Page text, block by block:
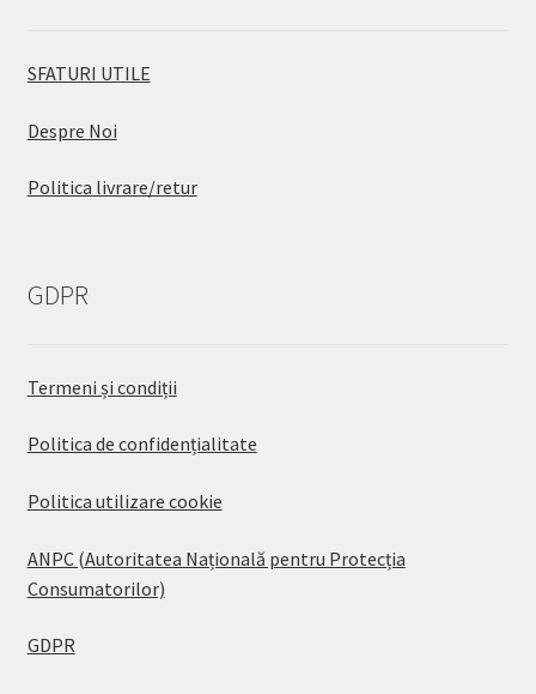
SFATURI UTILE
Despre Noi
Politica livrare/retur
GDPR
Termeni și condiții
Politica de confidențialitate
Politica utilizare cookie
ANPC (Autoritatea Națională pentru Protecția
Consumatorilor)
GDPR